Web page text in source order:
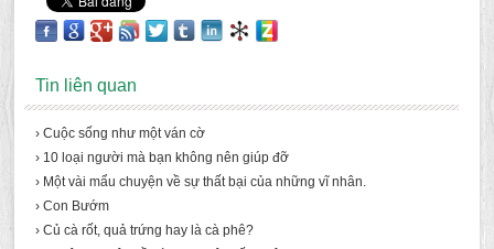
Tin liên quan
› Cuộc sống như một ván cờ
› 10 loại người mà bạn không nên giúp đỡ
› Một vài mẩu chuyện về sự thất bại của những vĩ nhân.
› Con Bướm
› Củ cà rốt, quả trứng hay là cà phê?